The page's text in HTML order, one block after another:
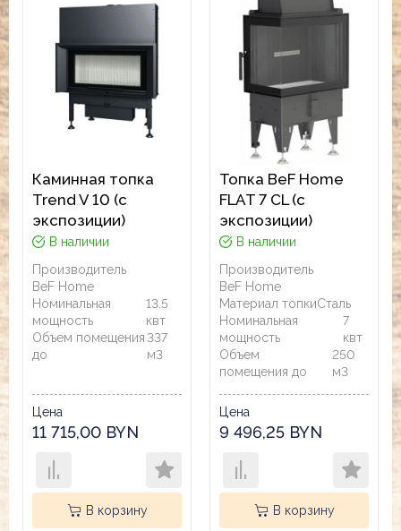
Каминная топка
Trend V 10 (с
экспозиции)
В наличии
Производитель
BeF Home
Номинальная
мощность
13.5
квт
Объем помещения
до
337
м3
Цена
11 715,00 BYN
В корзину
Топка BeF Home
FLAT 7 CL (с
экспозиции)
В наличии
Производитель
BeF Home
Материал топкиСталь
Номинальная
мощность
7
квт
Объем
помещения до
250
м3
Цена
9 496,25 BYN
В корзину